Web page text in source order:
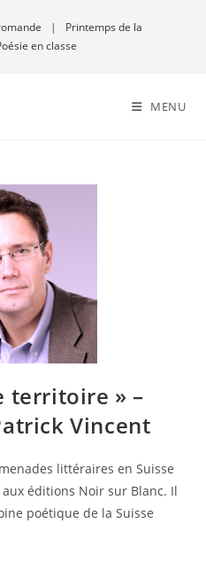
|
Printemps de la
en classe
MENU
territoire » –
Vincent
littéraires en Suisse
éditions Noir sur Blanc. Il
poétique de la Suisse